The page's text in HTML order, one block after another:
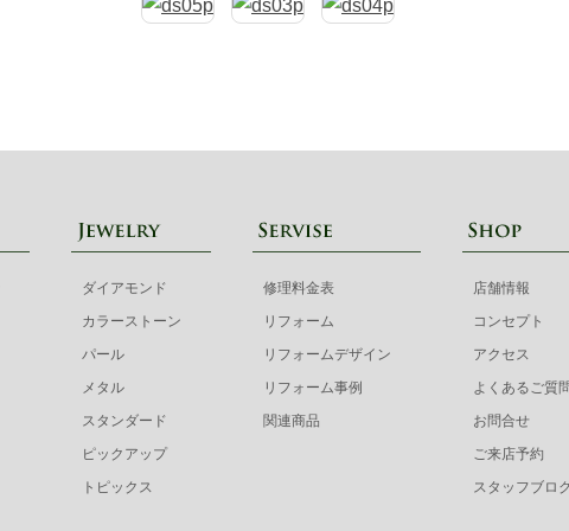
ダイアモンド
カラーストーン
パール
メタル
スタンダード
ピックアップ
トピックス
修理料金表
リフォーム
リフォームデザイン
リフォーム事例
関連商品
店舗情報
コンセプト
アクセス
よくあるご質
お問合せ
ご来店予約
スタッフブロ